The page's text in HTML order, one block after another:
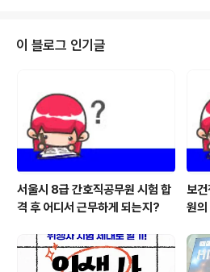
기술직 공무원 시험은 지방직 공무원 시험에 해당
각 지방자치단체들이 매년 2 ~ 3월 경 홈페이지
은 전국 지방 다 합쳐도 채용이 별로 없다는 것입
상병리사, 물리치료사, 방사선사,..
이 블로그 인기글
서울시 8급 간호직공무원 시험 합
격 후 어디서 근무하게 되는지?
보
원의